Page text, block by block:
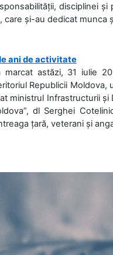
disciplinei și
și-au dedicat munca
ani de activitate
astăzi, 31 iulie
Republicii
ministrul Infrastructurii și
dl Serghei
țară, veterani și